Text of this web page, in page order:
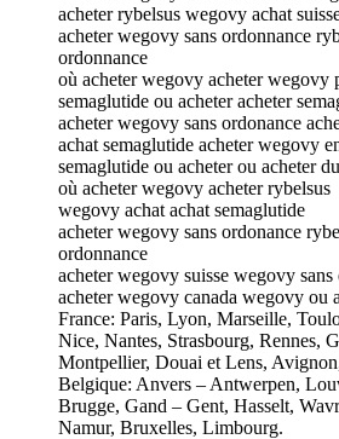
acheter rybelsus wegovy achat
acheter wegovy sans ordonnance
ordonnance
où acheter wegovy acheter wegovy
semaglutide ou acheter acheter
acheter wegovy sans ordonance
achat semaglutide acheter wegovy
semaglutide ou acheter ou acheter
où acheter wegovy acheter rybelsus
wegovy achat achat semaglutide
acheter wegovy sans ordonance
ordonnance
acheter wegovy suisse wegovy sans
acheter wegovy canada wegovy ou
France: Paris, Lyon, Marseille,
Nice, Nantes, Strasbourg, Rennes,
Montpellier, Douai et Lens,
Belgique: Anvers – Antwerpen,
Brugge, Gand – Gent, Hasselt,
Namur, Bruxelles, Limbourg.